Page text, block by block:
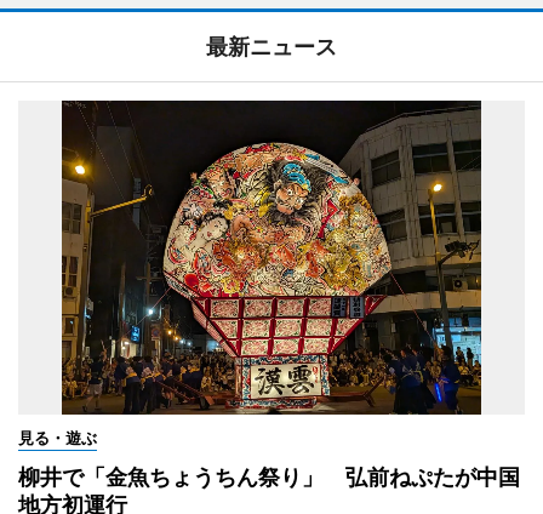
最新ニュース
見る・遊ぶ
柳井で「金魚ちょうちん祭り」 弘前ねぷたが中国
地方初運行